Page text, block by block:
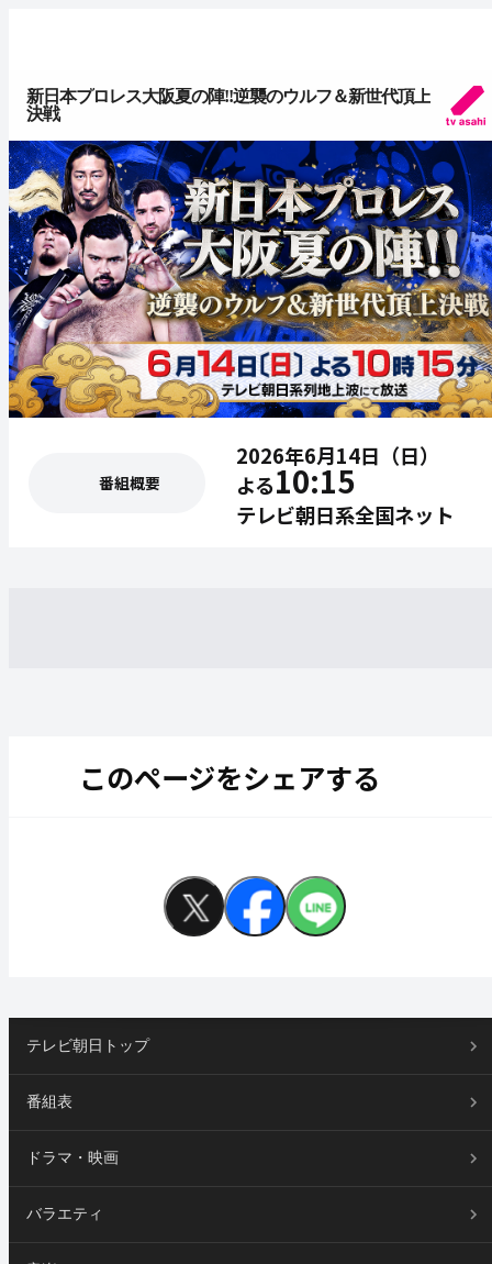
新日本プロレス大阪夏の陣!!逆襲のウルフ＆新世代頂上
決戦
番組概要
2026年6月14日（日）
よる10:15
テレビ朝日系全国ネット
このページをシェアする
テレビ朝日トップ
番組表
ドラマ・映画
バラエティ